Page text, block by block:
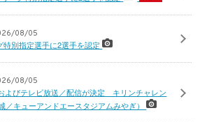
08/05
特別指定選手に2選手を認定
08/05
よびテレビ放送／配信が決定 キリンチャレン
／キューアンドエースタジアムみやぎ）